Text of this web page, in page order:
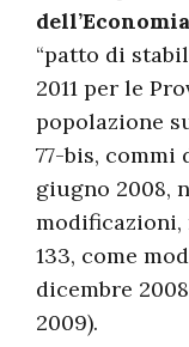
dell’Economia
“patto di
2011 per le
popolazione
77-bis, commi
giugno 2008,
modificazioni,
133, come
dicembre
2009).